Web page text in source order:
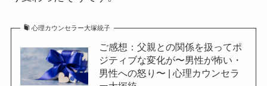
心理カウンセラー大塚統子
ご感想：父親との関係を扱ってポ
ジティブな変化が〜男性が怖い・
男性への怒り〜 | 心理カウンセラ